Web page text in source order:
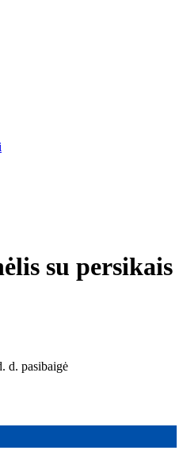
su persikais
d. pasibaigė